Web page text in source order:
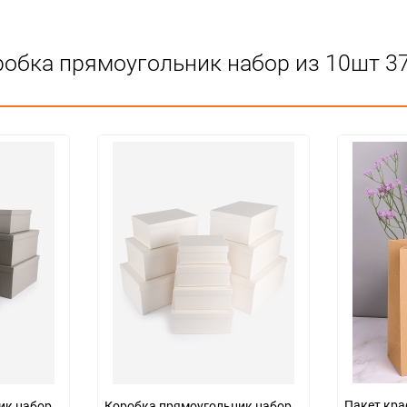
прямоугольник набор из 10шт